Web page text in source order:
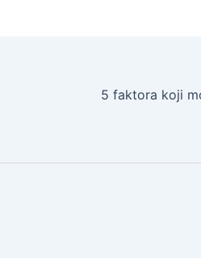
5 faktora koji